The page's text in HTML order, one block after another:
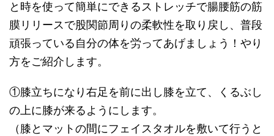
と時を使って簡単にできるストレッチで腸腰筋の筋
膜リリースで股関節周りの柔軟性を取り戻し、普段
頑張っている自分の体を労ってあげましょう！やり
方をご紹介します。
①膝立ちになり右足を前に出し膝を立て、くるぶし
の上に膝が来るようにします。
（膝とマットの間にフェイスタオルを敷いて行うと